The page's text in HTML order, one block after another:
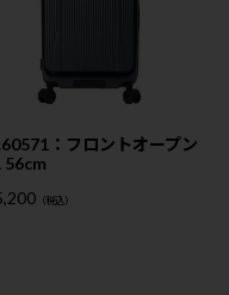
：フロントオープン
56cm
（税込）